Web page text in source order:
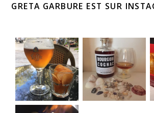
GRETA GARBURE EST SUR